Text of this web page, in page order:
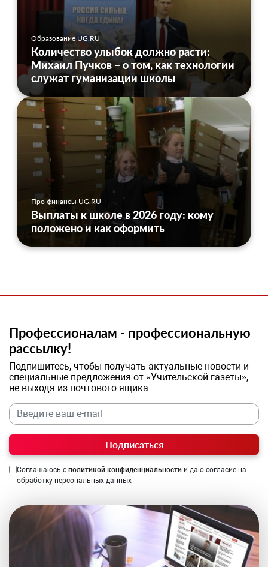
Образование UG.RU
Количество улыбок должно расти:
Михаил Пучков – о том, как технологии
служат гуманизации школы
Про финансы UG.RU
Выплаты к школе в 2026 году: кому
положено и как оформить
Профессионалам - профессиональную
рассылку!
Подпишитесь, чтобы получать актуальные новости и
специальные предложения от «Учительской газеты»,
не выходя из почтового ящика
Подписаться
Соглашаюсь с политикой конфиденциальности и даю согласие на
обработку персональных данных